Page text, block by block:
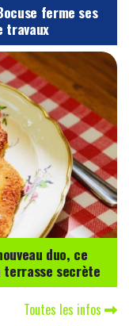
ferme ses
travaux
duo, ce
terrasse secrète
Toutes les infos